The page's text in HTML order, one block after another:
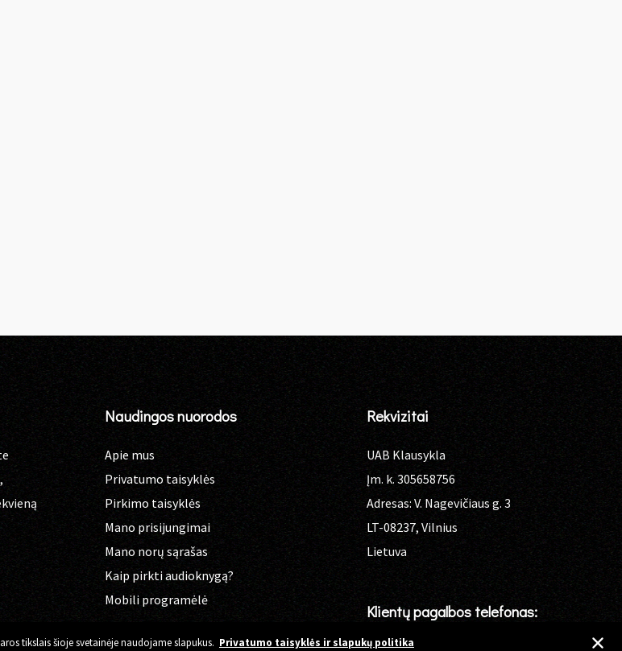
tikslais šioje svetainėje naudojame slapukus. Privatumo taisyklės ir slapukų politika
Naudingos nuorodos
Apie mus
Privatumo taisyklės
Pirkimo taisyklės
Mano prisijungimai
Mano norų sąrašas
Kaip pirkti audioknygą?
Mobili programėlė
Rekvizitai
UAB Klausykla
Įm. k. 305658756
Adresas: V. Nagevičiaus g. 3
LT-08237, Vilnius
Lietuva
Klientų pagalbos telefonas: